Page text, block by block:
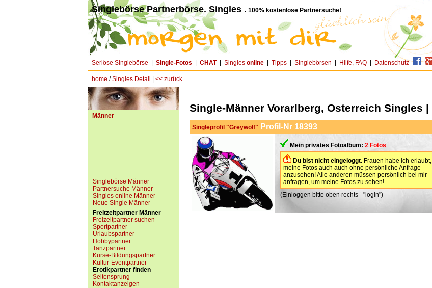
Singlebörse Partnerbörse. Singles . 100% kostenlose Partnersuche!
Seriöse Singlebörse Single-Fotos CHAT| Singles online Tipps Singlebörsen Hilfe, FAQ Datenschutz
home /Singles Detail << zurück
Männer
Singlebörse Männer
Partnersuche Männer
Singles online Männer
Neue Single Männer
Freitzeitpartner Männer
Freizeitpartner suchen
Sportpartner
Urlaubspartner
Hobbypartner
Tanzpartner
Kurse-Bildungspartner
Kultur-Eventpartner
Erotikpartner finden
Seitensprung
Kontaktanzeigen
Single-Männer Vorarlberg, Osterreich Singles |
Singleprofil "Greywolf" Profil-Nr 18393
Mein privates Fotoalbum: 2 Fotos
Du bist nicht eingeloggt. Frauen habe ich erlaubt,
meine Fotos auch auch ohne persönliche Anfrage
anzusehen! Alle anderen müssen persönlich bei mir
anfragen, um meine Fotos zu sehen!
(Einloggen bitte oben rechts - "login")